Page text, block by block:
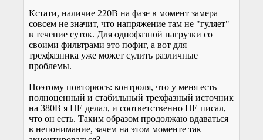
Кстати, наличие 220В на фазе в момент замера
совсем не значит, что напряжение там не "гуляет"
в течение суток. Для однофазной нагрузки со
своими фильтрами это пофиг, а вот для
трехфазника уже может сулить различные
проблемы.
Поэтому повторюсь: контроля, что у меня есть
полноценный и стабильный трехфазный источник
на 380В я НЕ делал, и соответственно НЕ писал,
что он есть. Таким образом продолжаю вдаваться
в непонимание, зачем на этом моменте так